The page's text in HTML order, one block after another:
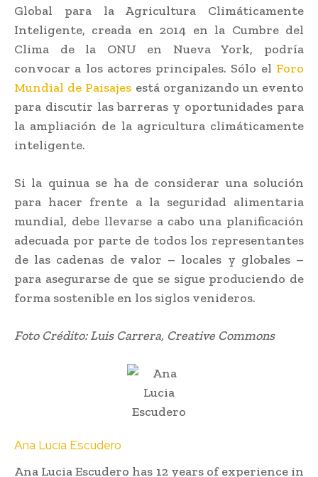
Global para la Agricultura Climáticamente
Inteligente, creada en 2014 en la Cumbre del
Clima de la ONU en Nueva York, podría
convocar a los actores principales. Sólo el Foro
Mundial de Paisajes está organizando un evento
para discutir las barreras y oportunidades para
la ampliación de la agricultura climáticamente
inteligente.
Si la quinua se ha de considerar una solución
para hacer frente a la seguridad alimentaria
mundial, debe llevarse a cabo una planificación
adecuada por parte de todos los representantes
de las cadenas de valor – locales y globales –
para asegurarse de que se sigue produciendo de
forma sostenible en los siglos venideros.
Foto Crédito: Luis Carrera, Creative Commons
Ana Lucia Escudero
Ana Lucia Escudero has 12 years of experience in